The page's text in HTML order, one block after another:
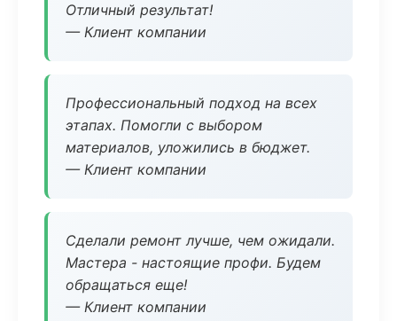
Отличный результат!
— Клиент компании
Профессиональный подход на всех
этапах. Помогли с выбором
материалов, уложились в бюджет.
— Клиент компании
Сделали ремонт лучше, чем ожидали.
Мастера - настоящие профи. Будем
обращаться еще!
— Клиент компании